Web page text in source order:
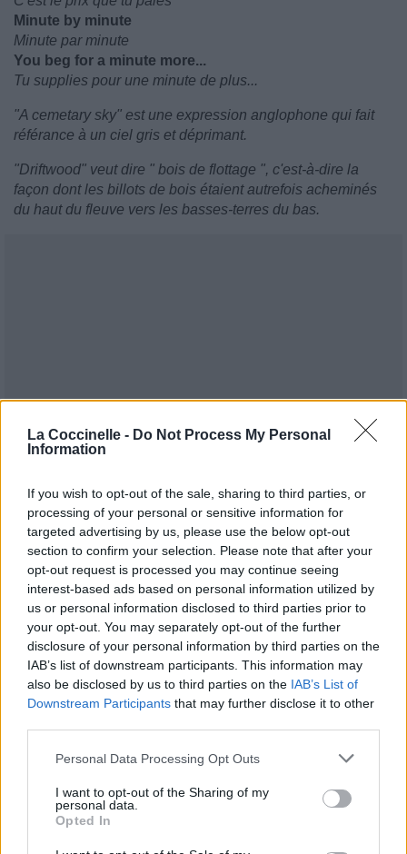
La Coccinelle - Do Not Process My Personal
Information
If you wish to opt-out of the sale, sharing to third parties, or
processing of your personal or sensitive information for
targeted advertising by us, please use the below opt-out
section to confirm your selection. Please note that after your
opt-out request is processed you may continue seeing
interest-based ads based on personal information utilized by
us or personal information disclosed to third parties prior to
your opt-out. You may separately opt-out of the further
disclosure of your personal information by third parties on the
IAB’s list of downstream participants. This information may
also be disclosed by us to third parties on the IAB’s List of
Downstream Participants that may further disclose it to other
Personal Data Processing Opt Outs
I want to opt-out of the Sharing of my
personal data.
Opted In
Minute by minute
Minute par minute
You beg for a minute more...
Tu supplies pour une minute de plus...
"A cemetary sky" est une expression anglophone qui fait
référance à un ciel gris et déprimant.
"Driftwood" veut dire " bois de flottage ", c'est-à-dire la
façon dont les billots de bois étaient autrefois acheminés
du haut du fleuve vers les basses-terres du bas.
Publié parYvan 21354 4 5 7 le 27 août 2007 à
2h45.
Chanteurs : Kamelot
Albums : Ghost Opera
Paroles + Traduction Téléchargement
Vidéos
Commentaires